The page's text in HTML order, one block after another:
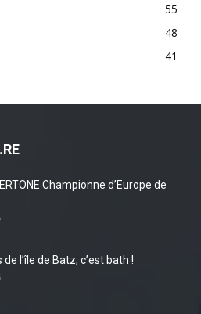
55
48
41
Championne d’Europe de
de l’île de Batz, c’est bath !